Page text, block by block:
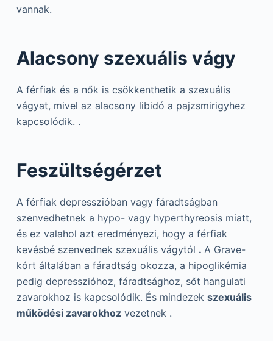
vannak.
Alacsony szexuális vágy
A férfiak és a nők is csökkenthetik a szexuális
vágyat, mivel az alacsony libidó a pajzsmirigyhez
kapcsolódik. .
Feszültségérzet
A férfiak depresszióban vagy fáradtságban
szenvedhetnek a hypo- vagy hyperthyreosis miatt,
és ez valahol azt eredményezi, hogy a férfiak
kevésbé szenvednek szexuális vágytól . A Grave-
kórt általában a fáradtság okozza, a hipoglikémia
pedig depresszióhoz, fáradtsághoz, sőt hangulati
zavarokhoz is kapcsolódik. És mindezek szexuális
működési zavarokhozvezetnek .